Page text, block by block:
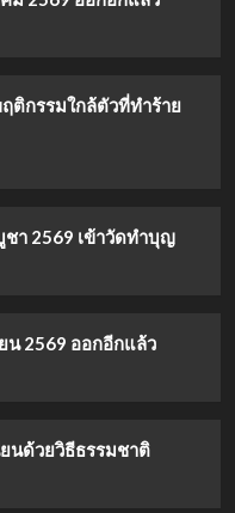
ฤติกรรมใกล้ตัวที่ทำร้าย
า 2569 เข้าวัดทำบุญ
น 2569 ออกอีกแล้ว
นด้วยวิธีธรรมชาติ